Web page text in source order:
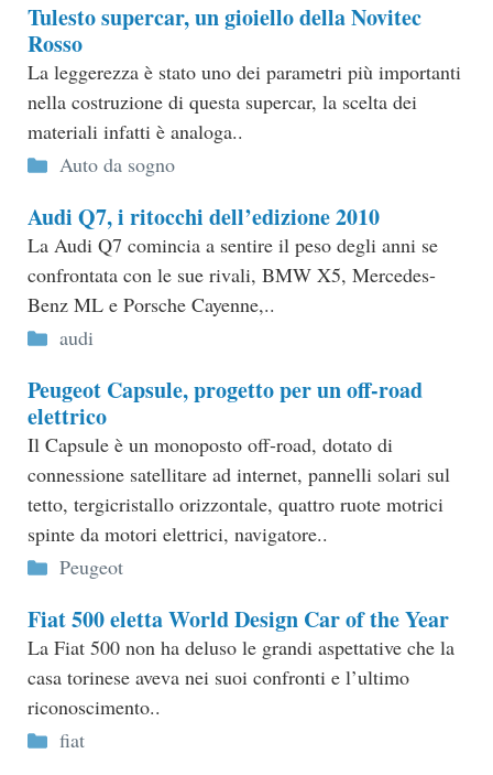
Tulesto supercar, un gioiello della Novitec
Rosso
La leggerezza è stato uno dei parametri più importanti
nella costruzione di questa supercar, la scelta dei
materiali infatti è analoga..
Categorie
Auto da sogno
Audi Q7, i ritocchi dell’edizione 2010
La Audi Q7 comincia a sentire il peso degli anni se
confrontata con le sue rivali, BMW X5, Mercedes-
Benz ML e Porsche Cayenne,..
Categorie
audi
Peugeot Capsule, progetto per un off-road
elettrico
Il Capsule è un monoposto off-road, dotato di
connessione satellitare ad internet, pannelli solari sul
tetto, tergicristallo orizzontale, quattro ruote motrici
spinte da motori elettrici, navigatore..
Categorie
Peugeot
Fiat 500 eletta World Design Car of the Year
La Fiat 500 non ha deluso le grandi aspettative che la
casa torinese aveva nei suoi confronti e l’ultimo
riconoscimento..
Categorie
fiat